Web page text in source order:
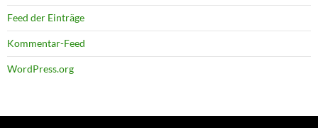
Feed der Einträge
Kommentar-Feed
WordPress.org